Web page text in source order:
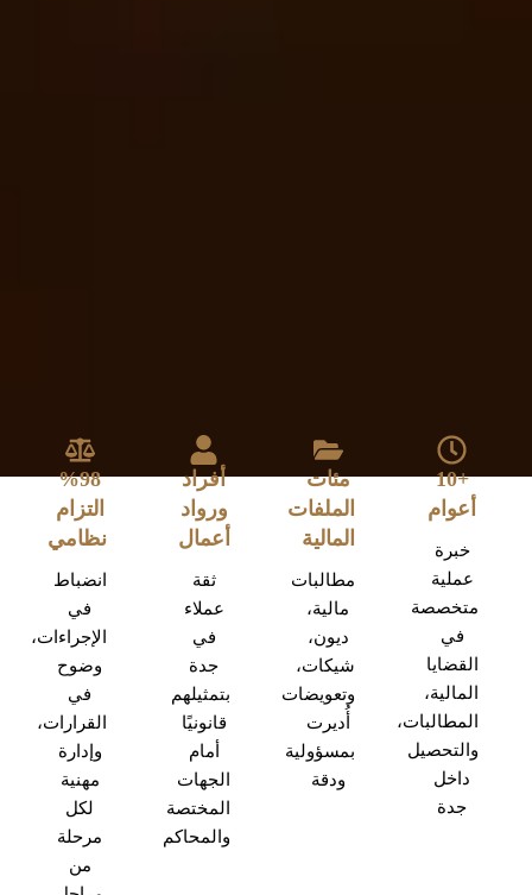
+10
أعوام
خبرة
عملية
متخصصة
في
القضايا
المالية،
المطالبات،
والتحصيل
داخل
جدة
مئات
الملفات
المالية
مطالبات
مالية،
ديون،
شيكات،
وتعويضات
أُديرت
بمسؤولية
ودقة
أفراد
ورواد
أعمال
ثقة
عملاء
في
جدة
بتمثيلهم
قانونيًا
أمام
الجهات
المختصة
والمحاكم
%98
التزام
نظامي
انضباط
في
الإجراءات،
وضوح
في
القرارات،
وإدارة
مهنية
لكل
مرحلة
من